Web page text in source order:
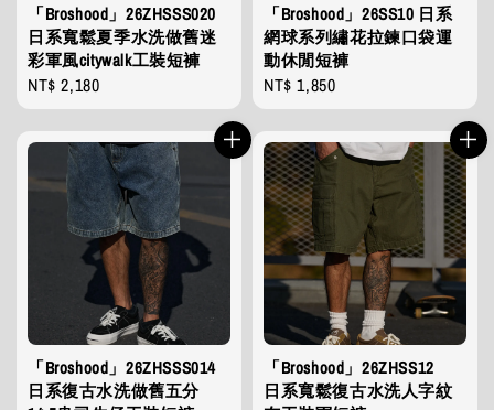
「Broshood」26ZHSSS020
日系寬鬆夏季水洗做舊迷
彩軍風citywalk工裝短褲
Regular
price
NT$ 2,180
「Broshood」26SS10 日系
網球系列繡花拉鍊口袋運
動休閒短褲
Regular
price
NT$ 1,850
「Broshood」26ZHSSS014
日系復古水洗做舊五分
「Broshood」26ZHSS12
日系寬鬆復古水洗人字紋